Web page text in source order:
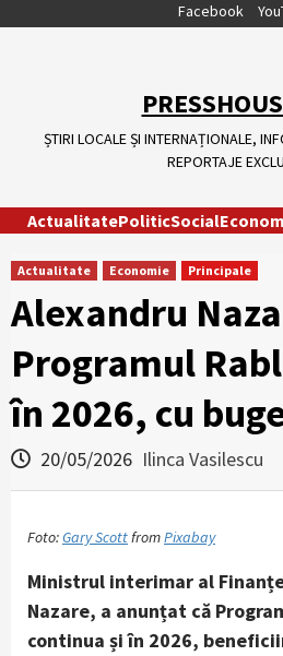
Facebook
ȘTIRI LOCALE ȘI INTERNAȚIONALE,
REPORTAJE
ActualitatePoliticSocial
Actualitate Economie Principale
Alexandru
Programul
în 2026, cu
20/05/2026 Ilinca Vasilescu
Foto:Gary ScottfromPixabay
Ministrul interimar al
Nazare, a anunțat că
continua și în 2026,